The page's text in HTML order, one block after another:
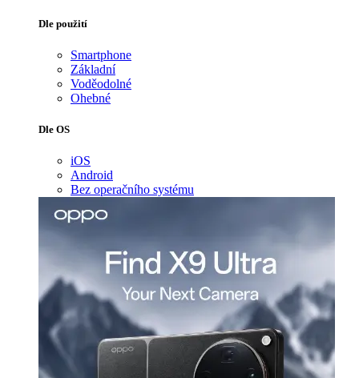
Dle použití
Smartphone
Základní
Voděodolné
Ohebné
Dle OS
iOS
Android
Bez operačního systému